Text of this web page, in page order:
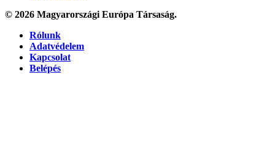
© 2026 Magyarországi Európa Társaság.
Rólunk
Adatvédelem
Kapcsolat
Belépés